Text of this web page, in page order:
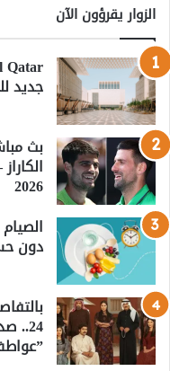
الزوار يقرؤون الآن
جديد
بث
2026
دون
24..